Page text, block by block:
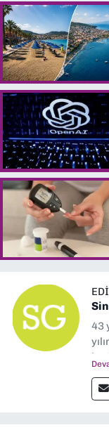
43